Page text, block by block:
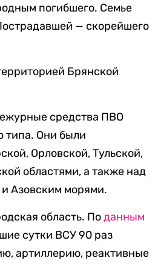
погибшего. Семье
— скорейшего
Брянской
средства ПВО
типа. Они были
Орловской, Тульской,
областями, а также над
Азовским морями.
область. Поданным
сутки ВСУ 90 раз
артиллерию, реактивные